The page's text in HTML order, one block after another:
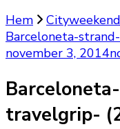
Hem
Cityweekend
Barceloneta-
november 3, 2014
travelgrip-